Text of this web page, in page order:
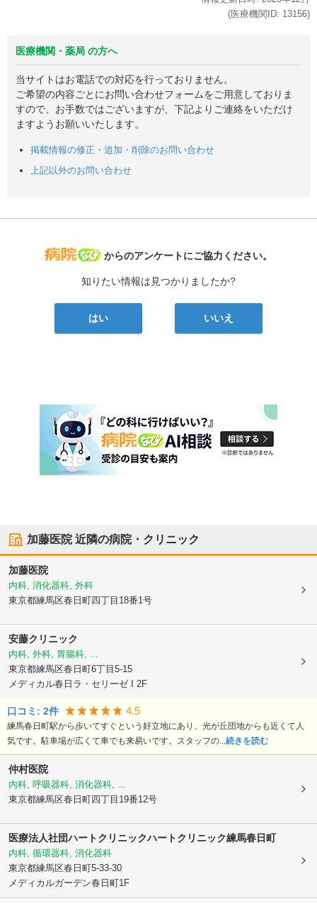
(医療機関ID: 13156)
医療機関・薬局 の方へ
当サイトはお電話での対応を行っておりません。
ご希望の内容ごとにお問い合わせフォームをご用意しておりま
すので、お手数ではございますが、下記よりご連絡をいただけ
ますようお願いいたします。
掲載情報の修正・追加・削除のお問い合わせ
上記以外のお問い合わせ
病院なび
からのアンケートにご協力ください。
知りたい情報は見つかりましたか?
はい いいえ
加藤医院近隣の病院・クリニック
加藤医院
内科, 消化器科, 外科
東京都練馬区春日町四丁目18番1号
安藤クリニック
内科, 外科, 胃腸科, ...
東京都練馬区春日町6丁目5-15
メディカル春日ラ・セリーゼ I 2F
口コミ: 2件 4.5
練馬春日町駅から歩いてすぐという好立地にあり、光が丘団地からも近くて人
気です。駐車場が広くて車でも来易いです。スタッフの... 続きを読む
仲村医院
内科, 呼吸器科, 消化器科, ...
東京都練馬区春日町四丁目19番12号
医療法人社団ハートクリニックハートクリニック練馬春日町
内科, 循環器科, 消化器科
東京都練馬区春日町5-33-30
メディカルガーデン春日町1F